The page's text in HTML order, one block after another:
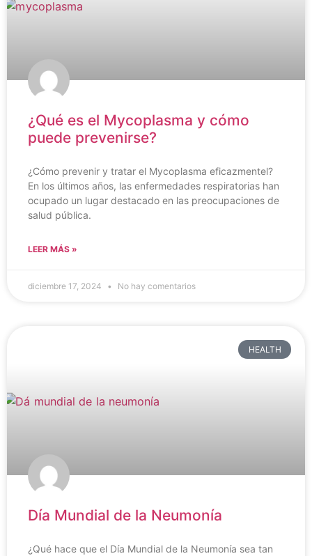
¿Qué es el Mycoplasma y cómo
puede prevenirse?
¿Cómo prevenir y tratar el Mycoplasma eficazmentel?
En los últimos años, las enfermedades respiratorias han
ocupado un lugar destacado en las preocupaciones de
salud pública.
LEER MÁS »
diciembre 17, 2024 No hay comentarios
HEALTH
Día Mundial de la Neumonía
¿Qué hace que el Día Mundial de la Neumonía sea tan